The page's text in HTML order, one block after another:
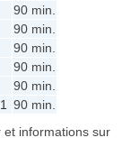
90 min.
90 min.
90 min.
90 min.
90 min.
90 min.
et informations sur